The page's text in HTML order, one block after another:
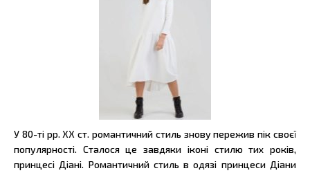
У 80-ті рр. ХХ ст. романтичний стиль знову пережив пік своєї
популярності. Сталося це завдяки іконі стилю тих років,
принцесі Діані. Романтичний стиль в одязі принцеси Діани